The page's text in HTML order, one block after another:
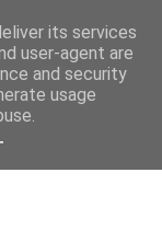
its services
user-agent are
and security
usage